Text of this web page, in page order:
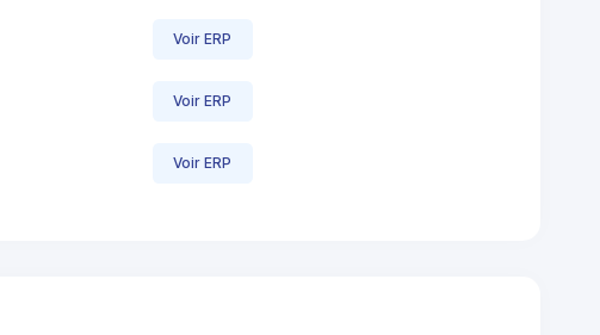
Voir ERP
Voir ERP
Voir ERP